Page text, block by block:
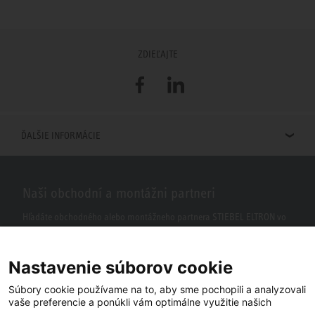
ZDIEĽAJTE
FacebookLinkedIn
ĎALŠIE INFORMÁCIE
Nastavenie súborov cookie
Súbory cookie používame na to, aby sme pochopili a analyzovali
vaše preferencie a ponúkli vám optimálne využitie našich